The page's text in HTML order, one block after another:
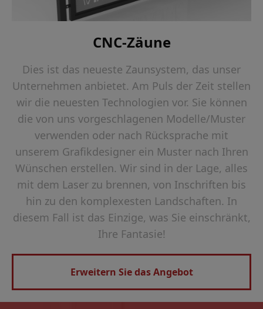
CNC-Zäune
Dies ist das neueste Zaunsystem, das unser
Unternehmen anbietet. Am Puls der Zeit stellen
wir die neuesten Technologien vor. Sie können
die von uns vorgeschlagenen Modelle/Muster
verwenden oder nach Rücksprache mit
unserem Grafikdesigner ein Muster nach Ihren
Wünschen erstellen. Wir sind in der Lage, alles
mit dem Laser zu brennen, von Inschriften bis
hin zu den komplexesten Landschaften. In
diesem Fall ist das Einzige, was Sie einschränkt,
Ihre Fantasie!
Erweitern Sie das Angebot